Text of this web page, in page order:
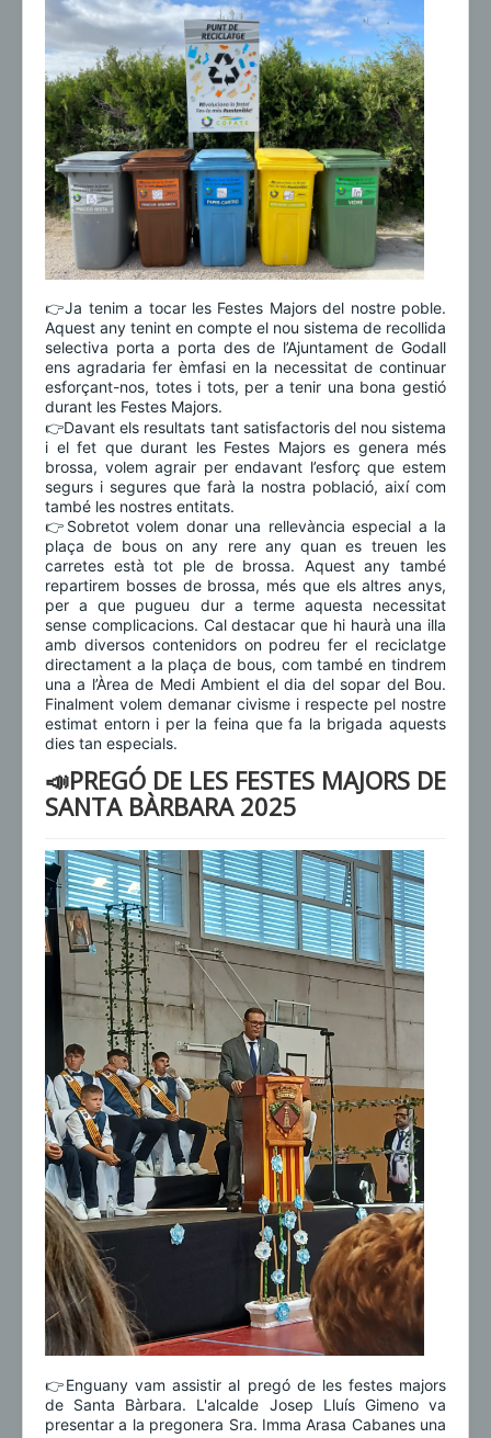
👉Ja tenim a tocar les Festes Majors del nostre poble.
Aquest any tenint en compte el nou sistema de recollida
selectiva porta a porta des de l’Ajuntament de Godall
ens agradaria fer èmfasi en la necessitat de continuar
esforçant-nos, totes i tots, per a tenir una bona gestió
durant les Festes Majors.
👉Davant els resultats tant satisfactoris del nou sistema
i el fet que durant les Festes Majors es genera més
brossa, volem agrair per endavant l’esforç que estem
segurs i segures que farà la nostra població, així com
també les nostres entitats.
👉Sobretot volem donar una rellevància especial a la
plaça de bous on any rere any quan es treuen les
carretes està tot ple de brossa. Aquest any també
repartirem bosses de brossa, més que els altres anys,
per a que pugueu dur a terme aquesta necessitat
sense complicacions. Cal destacar que hi haurà una illa
amb diversos contenidors on podreu fer el reciclatge
directament a la plaça de bous, com també en tindrem
una a l’Àrea de Medi Ambient el dia del sopar del Bou.
Finalment volem demanar civisme i respecte pel nostre
estimat entorn i per la feina que fa la brigada aquests
dies tan especials.
📣PREGÓ DE LES FESTES MAJORS DE
SANTA BÀRBARA 2025
👉Enguany vam assistir al pregó de les festes majors
de Santa Bàrbara. L'alcalde Josep Lluís Gimeno va
presentar a la pregonera Sra. Imma Arasa Cabanes una